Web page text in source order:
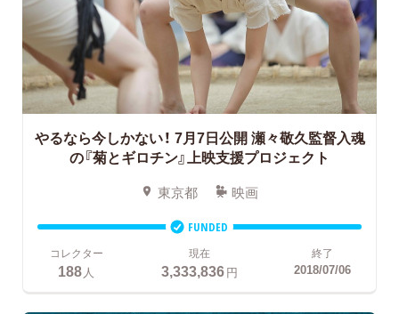
やるなら今しかない！ 7月7日公開 瀬々敬久監督入魂
の『菊とギロチン』上映支援プロジェクト
東京都 映画
FUNDED
コレクター
188人
現在
3,333,836円
終了
2018/07/06